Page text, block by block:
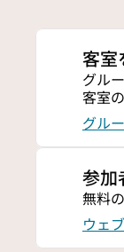
客室
グル
客室
グル
参加
無料
ウェ